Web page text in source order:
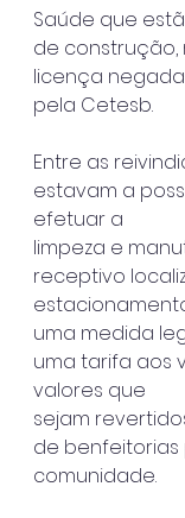
Saúde que
de construção,
licença negada
pela Cetesb.
Entre as
estavam a
efetuar a
limpeza e
receptivo
uma medida
uma tarifa aos
valores que
sejam
de
comunidade.